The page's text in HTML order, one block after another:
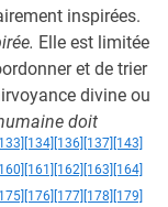
inspirées.
Elle est limitée
et de trier
divine ou
doit
[133] [134] [136] [137] [143]
[160] [161] [162] [163] [164]
[175] [176] [177] [178] [179]